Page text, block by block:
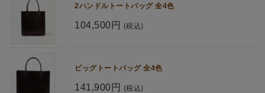
2ハンドルトートバッグ 全4色
104,500円 (税込)
ビッグトートバッグ 全4色
141,900円 (税込)